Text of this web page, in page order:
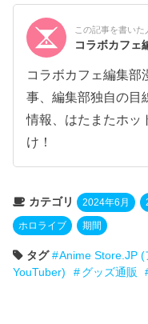
この記事を書いた
コラボカフ
コラボカフェ編集部
事、編集部独自の目
情報、はたまたホッ
け！
カテゴリ 2024年6月
ホロライブ 期間
タグ Anime Store.JP (
YouTuber)
グッズ通販